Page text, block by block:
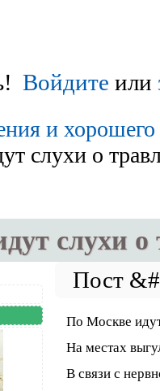
Войдите или
и хорошего
слухи о
слухи о
По Москве
На местах
В связи с